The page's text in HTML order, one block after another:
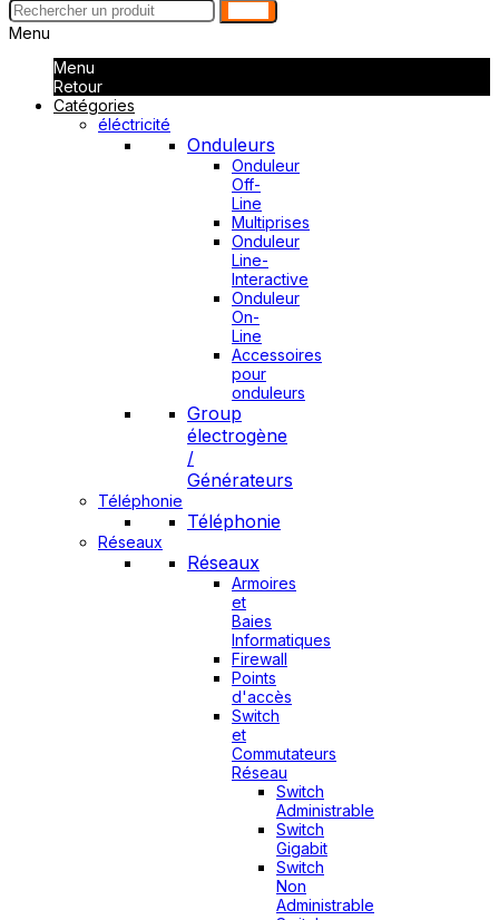
Menu
Menu
Retour
Catégories
éléctricité
Onduleurs
Onduleur
Off-
Line
Multiprises
Onduleur
Line-
Interactive
Onduleur
On-
Line
Accessoires
pour
onduleurs
Group
électrogène
/
Générateurs
Téléphonie
Téléphonie
Réseaux
Réseaux
Armoires
et
Baies
Informatiques
Firewall
Points
d'accès
Switch
et
Commutateurs
Réseau
Switch
Administrable
Switch
Gigabit
Switch
Non
Administrable